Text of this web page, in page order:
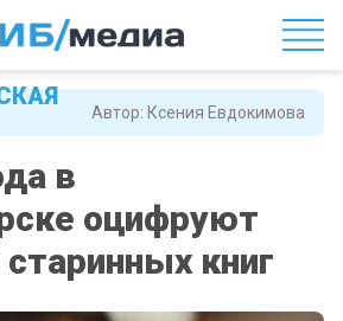
Автор: Ксения Евдокимова
в
оцифруют
книг